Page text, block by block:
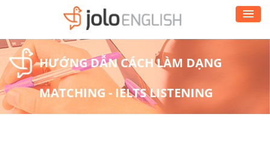
HƯỚNG DẪN CÁCH LÀM DẠNG
MATCHING - IELTS LISTENING